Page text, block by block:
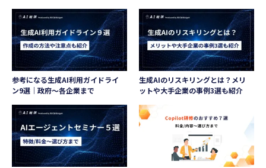
参考になる生成AI利用ガイドライ
ン9選｜政府〜各企業まで
生成AIのリスキリングとは？メリ
ットや大手企業の事例3選も紹介